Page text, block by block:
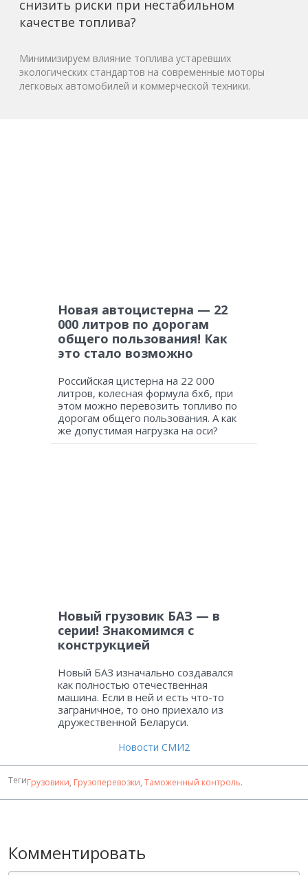
снизить риски при нестабильном
качестве топлива?
Минимизируем влияние топлива устаревших
экологических стандартов на современные моторы
легковых автомобилей и коммерческой техники.
Новая автоцистерна — 22
000 литров по дорогам
общего пользования! Как
это стало возможно
Российская цистерна на 22 000
литров, колесная формула 6х6, при
этом можно перевозить топливо по
дорогам общего пользования. А как
же допустимая нагрузка на оси?
Новый грузовик БАЗ — в
серии! Знакомимся с
конструкцией
Новый БАЗ изначально создавался
как полностью отечественная
машина. Если в ней и есть что-то
заграничное, то оно приехало из
дружественной Беларуси.
Новости СМИ2
ТегиГрузовики, Грузоперевозки, Таможенный контроль.
Комментировать